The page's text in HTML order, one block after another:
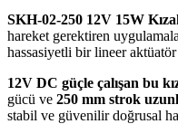
SKH-02-250 12V 15W
hareket gerektiren
hassasiyetli bir lineer
12V DC güçle çalışan bu
gücü ve 250 mm strok
stabil ve güvenilir doğrusal